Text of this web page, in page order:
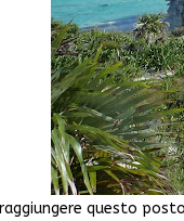
questo